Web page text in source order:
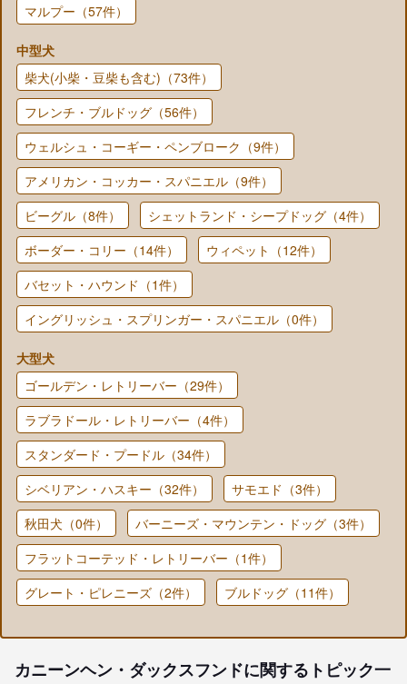
マルプー（57件）
中型犬
柴犬(小柴・豆柴も含む)（73件）
フレンチ・ブルドッグ（56件）
ウェルシュ・コーギー・ペンブローク（9件）
アメリカン・コッカー・スパニエル（9件）
ビーグル（8件）
シェットランド・シープドッグ（4件）
ボーダー・コリー（14件）
ウィペット（12件）
バセット・ハウンド（1件）
イングリッシュ・スプリンガー・スパニエル（0件）
大型犬
ゴールデン・レトリーバー（29件）
ラブラドール・レトリーバー（4件）
スタンダード・プードル（34件）
シベリアン・ハスキー（32件）
サモエド（3件）
秋田犬（0件）
バーニーズ・マウンテン・ドッグ（3件）
フラットコーテッド・レトリーバー（1件）
グレート・ピレニーズ（2件）
ブルドッグ（11件）
カニーンヘン・ダックスフンドに関するトピック一